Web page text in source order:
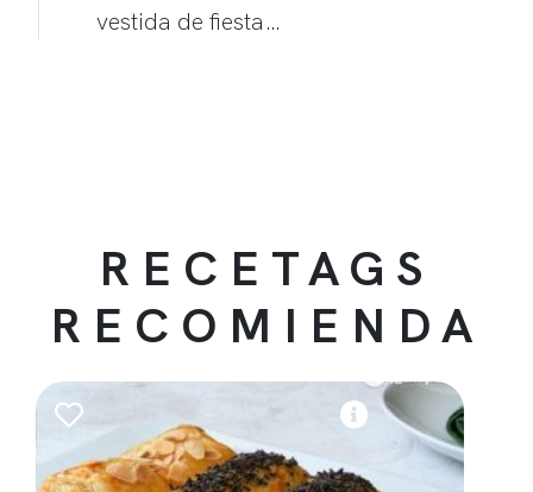
vestida de fiesta…
RECETAGS
RECOMIENDA